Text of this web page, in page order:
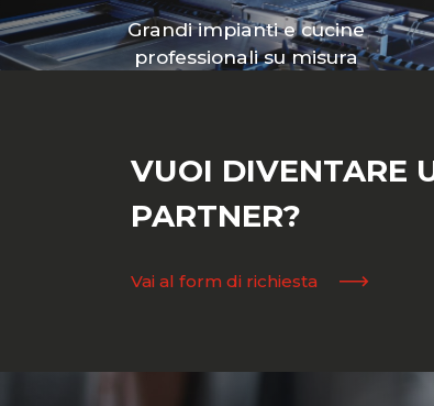
Grandi impianti e cucine
professionali su misura
VUOI DIVENTARE
PARTNER?
Vai al form di richiesta